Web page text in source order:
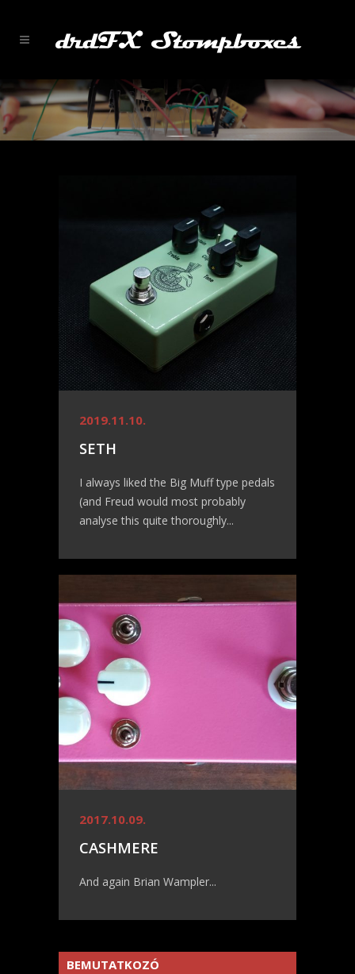
2019.11.10.
SETH
I always liked the Big Muff type pedals
(and Freud would most probably
analyse this quite thoroughly...
2017.10.09.
CASHMERE
And again Brian Wampler...
BEMUTATKOZÓ